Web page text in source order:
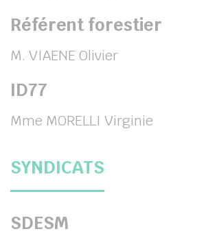
Référent forestier
M. VIAENE Olivier
ID77
Mme MORELLI Virginie
SYNDICATS
SDESM